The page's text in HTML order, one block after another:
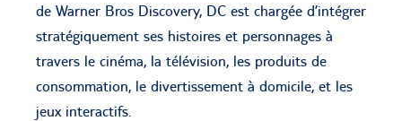
de Warner Bros Discovery, DC est chargée d’intégrer
stratégiquement ses histoires et personnages à
travers le cinéma, la télévision, les produits de
consommation, le divertissement à domicile, et les
jeux interactifs.